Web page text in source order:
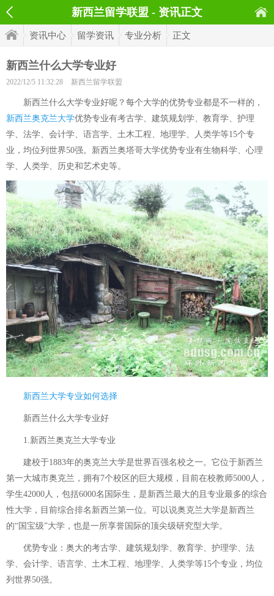
新西兰留学联盟 - 资讯正文
资讯中心 留学资讯 专业分析 正文
新西兰什么大学专业好
2022/12/5 11:32:28 新西兰留学联盟
新西兰什么大学专业好呢？每个大学的优势专业都是不一样的，
新西兰奥克兰大学优势专业有考古学、建筑规划学、教育学、护理
学、法学、会计学、语言学、土木工程、地理学、人类学等15个专
业，均位列世界50强。新西兰奥塔哥大学优势专业有生物科学、心理
学、人类学、历史和艺术史等。
新西兰大学专业如何选择
新西兰什么大学专业好
1.新西兰奥克兰大学专业
建校于1883年的奥克兰大学是世界百强名校之一。它位于新西兰
第一大城市奥克兰，拥有7个校区的巨大规模，目前在校教师5000人，
学生42000人，包括6000名国际生，是新西兰最大的且专业最多的综合
性大学，目前综合排名新西兰第一位。可以说奥克兰大学是新西兰
的“国宝级”大学，也是一所享誉国际的顶尖级研究型大学。
优势专业：奥大的考古学、建筑规划学、教育学、护理学、法
学、会计学、语言学、土木工程、地理学、人类学等15个专业，均位
列世界50强。